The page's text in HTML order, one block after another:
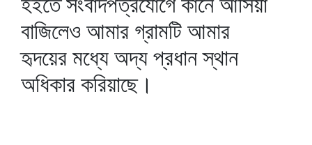
বাজিলেও আমার গ্রামটি আমার
হৃদয়ের মধ্যে অদ্য প্রধান স্থান
অধিকার করিয়াছে।